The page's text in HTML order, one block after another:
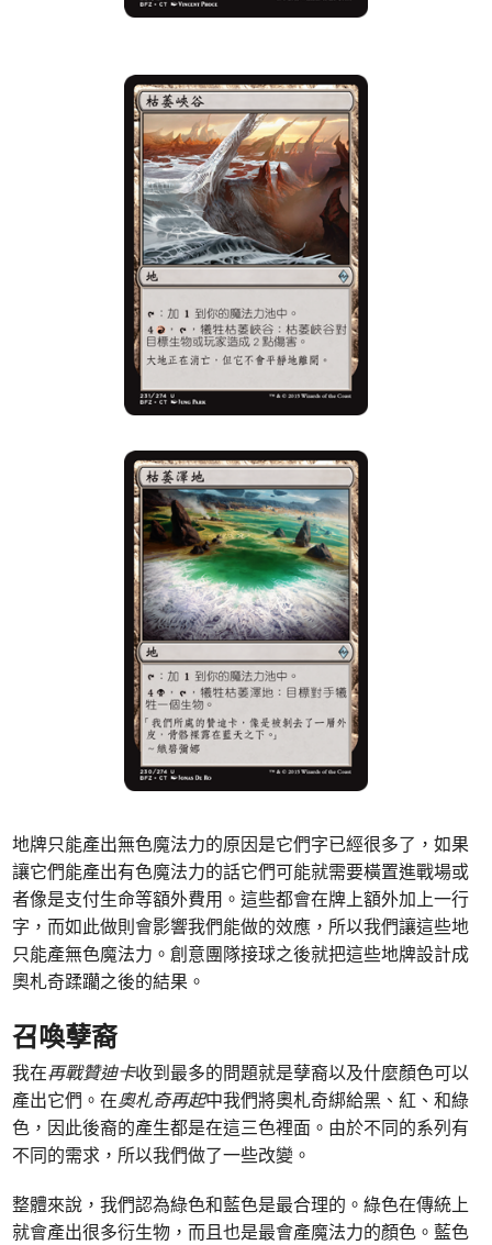
地牌只能產出無色魔法力的原因是它們字已經很多了，如果
讓它們能產出有色魔法力的話它們可能就需要橫置進戰場或
者像是支付生命等額外費用。這些都會在牌上額外加上一行
字，而如此做則會影響我們能做的效應，所以我們讓這些地
只能產無色魔法力。創意團隊接球之後就把這些地牌設計成
奧札奇蹂躪之後的結果。
召喚孽裔
我在再戰贊迪卡收到最多的問題就是孽裔以及什麼顏色可以
產出它們。在奧札奇再起中我們將奧札奇綁給黑、紅、和綠
色，因此後裔的產生都是在這三色裡面。由於不同的系列有
不同的需求，所以我們做了一些改變。
整體來說，我們認為綠色和藍色是最合理的。綠色在傳統上
就會產出很多衍生物，而且也是最會產魔法力的顏色。藍色